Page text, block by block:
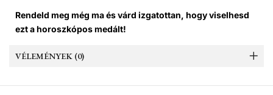
Rendeld meg még ma és várd izgatottan, hogy viselhesd
ezt a horoszkópos medált!
VÉLEMÉNYEK (0)